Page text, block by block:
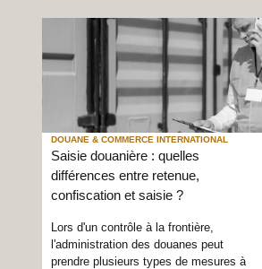
DOUANE & COMMERCE INTERNATIONAL
Saisie douanière : quelles
différences entre retenue,
confiscation et saisie ?
Lors d'un contrôle à la frontière,
l'administration des douanes peut
prendre plusieurs types de mesures à